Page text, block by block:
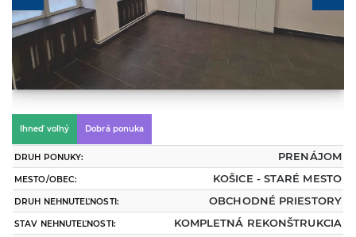
Ihneď voľný Dobrá ponuka
DRUH PONUKY: PRENÁJOM
MESTO/OBEC: KOŠICE - STARÉ MESTO
DRUH NEHNUTEĽNOSTI: OBCHODNÉ PRIESTORY
STAV NEHNUTEĽNOSTI: KOMPLETNÁ REKONŠTRUKCIA